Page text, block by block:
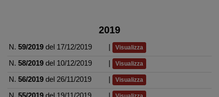
2019
N. 59/2019 del 17/12/2019 Visualizza
N. 58/2019 del 10/12/2019 Visualizza
N. 56/2019 del 26/11/2019 Visualizza